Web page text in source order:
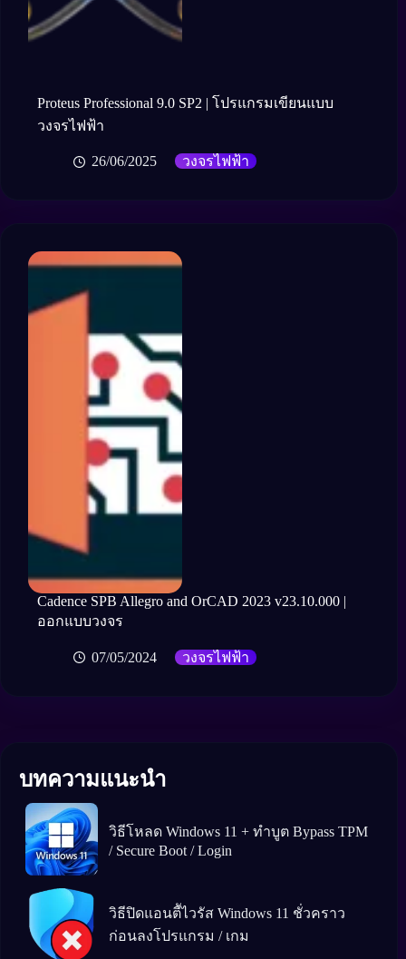
Proteus Professional 9.0 SP2 | โปรแกรมเขียนแบบ
วงจรไฟฟ้า
26/06/2025 วงจรไฟฟ้า
Cadence SPB Allegro and OrCAD 2023 v23.10.000 |
ออกแบบวงจร
07/05/2024 วงจรไฟฟ้า
บทความแนะนำ
วิธีโหลด Windows 11 + ทำบูต Bypass TPM
/ Secure Boot / Login
วิธีปิดแอนตีัไวรัส Windows 11 ชั่วคราว
ก่อนลงโปรแกรม / เกม